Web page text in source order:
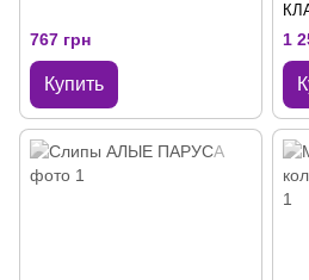
767 грн
Купить
1